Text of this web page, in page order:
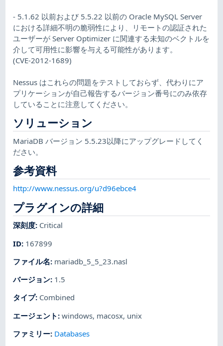
- 5.1.62 以前および 5.5.22 以前の Oracle MySQL Server
における詳細不明の脆弱性により、リモートの認証された
ユーザーが Server Optimizer に関連する未知のベクトルを
介して可用性に影響を与える可能性があります。
(CVE-2012-1689)
Nessus はこれらの問題をテストしておらず、代わりにア
プリケーションが自己報告するバージョン番号にのみ依存
していることに注意してください。
ソリューション
MariaDB バージョン 5.5.23以降にアップグレードしてく
ださい。
参考資料
http://www.nessus.org/u?d96ebce4
プラグインの詳細
深刻度: Critical
ID: 167899
ファイル名: mariadb_5_5_23.nasl
バージョン: 1.5
タイプ: Combined
エージェント :windows, macosx, unix
ファミリー: Databases